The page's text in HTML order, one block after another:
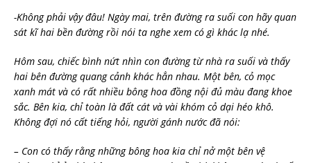
-Không phải vậy đâu! Ngày mai, trên đường ra suối con hãy quan
sát kĩ hai bền đường rồi nói ta nghe xem có gì khác lạ nhé.
Hôm sau, chiếc bình nứt nhìn con đường từ nhà ra suối và thấy
hai bên đường quang cảnh khác hẳn nhau. Một bên, cỏ mọc
xanh mát và có rất nhiều bông hoa đồng nội đủ màu đang khoe
sắc. Bên kia, chỉ toàn là đất cát và vài khóm cỏ dại héo khô.
Không đợi nó cất tiếng hỏi, người gánh nước đã nói:
– Con có thấy rằng những bông hoa kia chỉ nở một bên vệ